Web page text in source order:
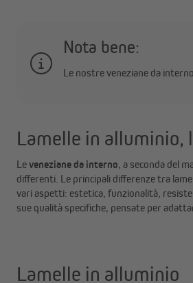
Nota bene:
Le nostre veneziane da
Lamelle in alluminio,
Leveneziane da interno, a seconda del
differenti. Le principali differenze tra
vari aspetti: estetica, funzionalità,
sue qualità specifiche, pensate per
Lamelle in alluminio